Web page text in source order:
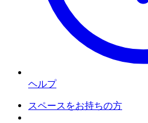
ヘルプ
スペースをお持ちの方